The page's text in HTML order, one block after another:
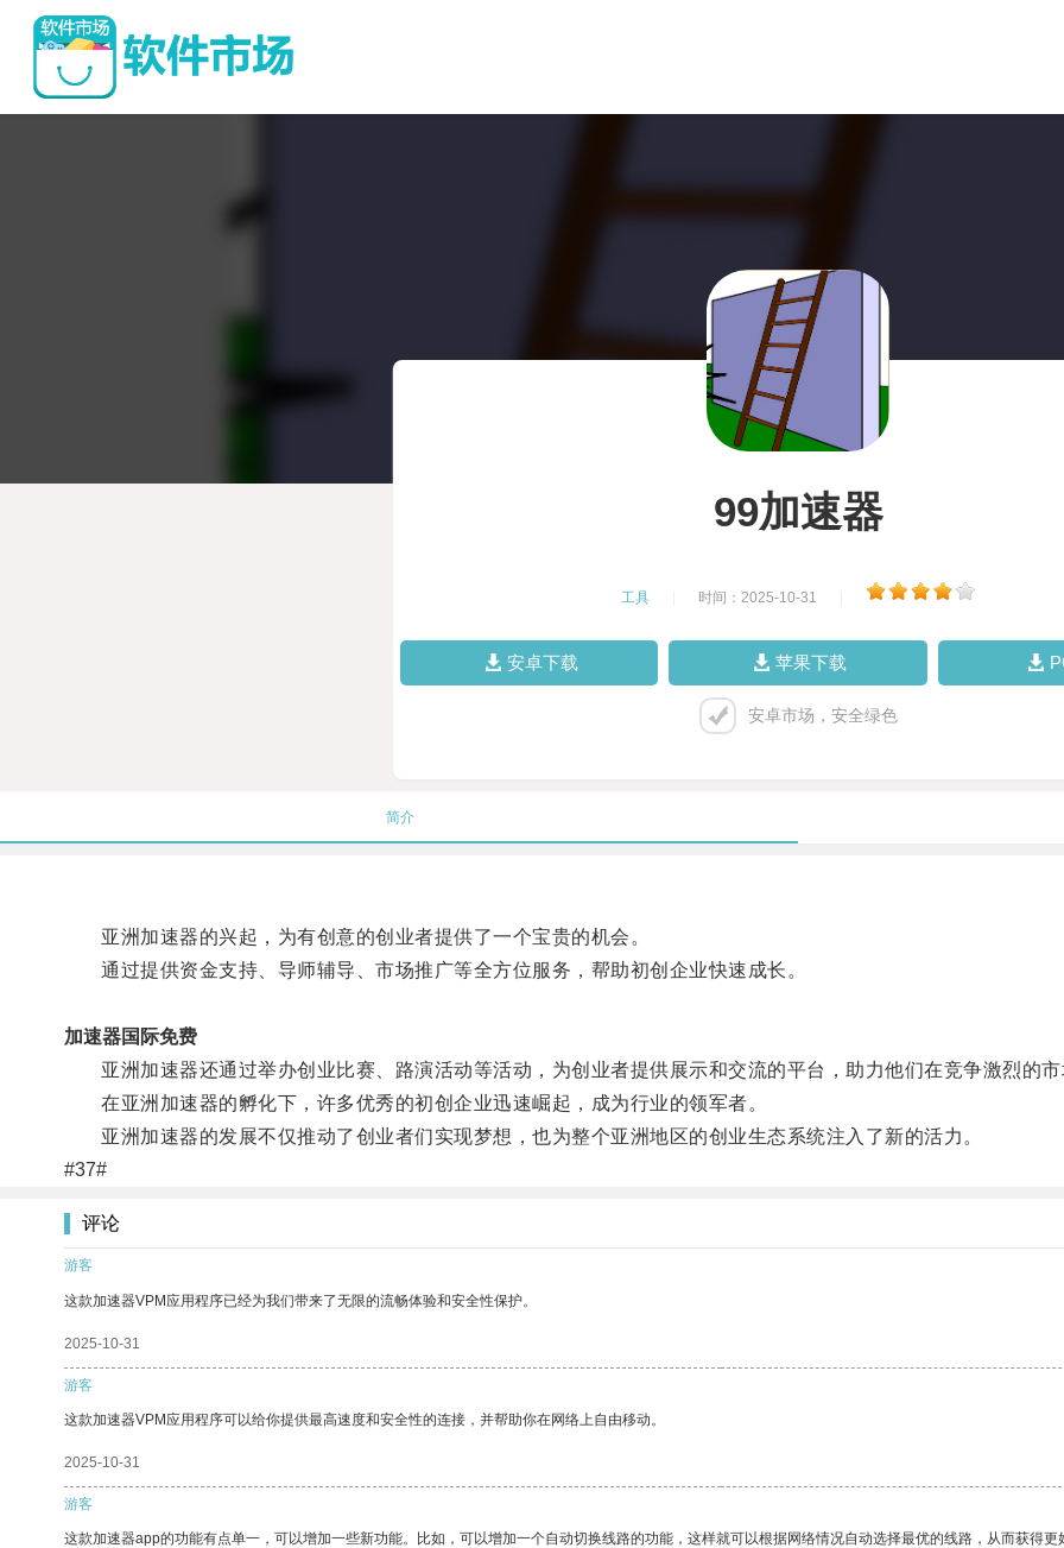
99加速器
工具 时间：2025-10-31
安卓下载 苹果下载
安卓市场，安全绿色
简介
亚洲加速器的兴起，为有创意的创业者提供了一个宝贵的机会。
通过提供资金支持、导师辅导、市场推广等全方位服务，帮助初创企业快速成长。
加速器国际免费
亚洲加速器还通过举办创业比赛、路演活动等活动，为创业者提供展示和交流的平台，助力他们在竞争激烈的市
在亚洲加速器的孵化下，许多优秀的初创企业迅速崛起，成为行业的领军者。
亚洲加速器的发展不仅推动了创业者们实现梦想，也为整个亚洲地区的创业生态系统注入了新的活力。
#37#
评论
游客
这款加速器VPM应用程序已经为我们带来了无限的流畅体验和安全性保护。
2025-10-31
游客
这款加速器VPM应用程序可以给你提供最高速度和安全性的连接，并帮助你在网络上自由移动。
2025-10-31
游客
这款加速器app的功能有点单一，可以增加一些新功能。比如，可以增加一个自动切换线路的功能，这样就可以根据网络情况自动选择最优的线路，从而获得更